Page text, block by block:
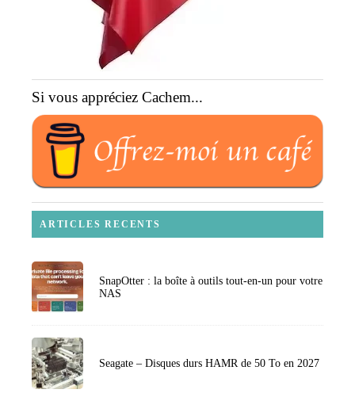
Si vous appréciez Cachem...
ARTICLES RECENTS
SnapOtter : la boîte à outils tout-en-un pour votre
NAS
Seagate – Disques durs HAMR de 50 To en 2027